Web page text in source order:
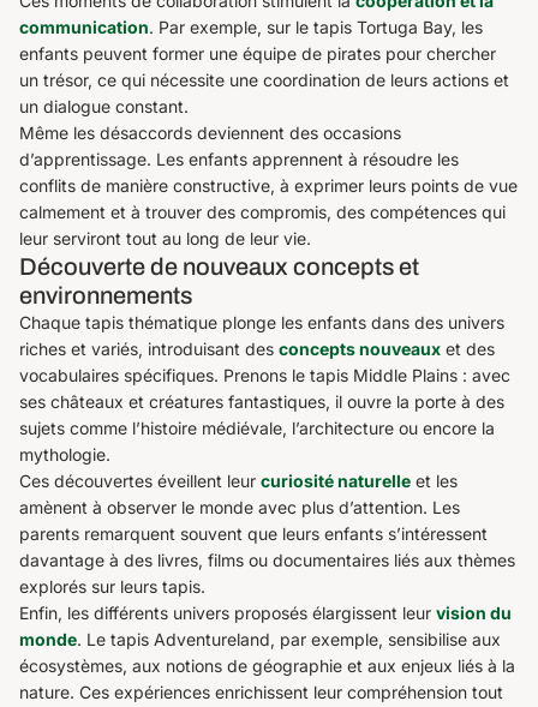
communication. Par exemple, sur le tapis Tortuga Bay, les
enfants peuvent former une équipe de pirates pour chercher
un trésor, ce qui nécessite une coordination de leurs actions et
un dialogue constant.
Même les désaccords deviennent des occasions
d’apprentissage. Les enfants apprennent à résoudre les
conflits de manière constructive, à exprimer leurs points de vue
calmement et à trouver des compromis, des compétences qui
leur serviront tout au long de leur vie.
Découverte de nouveaux concepts et
environnements
Chaque tapis thématique plonge les enfants dans des univers
riches et variés, introduisant des concepts nouveaux et des
vocabulaires spécifiques. Prenons le tapis Middle Plains : avec
ses châteaux et créatures fantastiques, il ouvre la porte à des
sujets comme l’histoire médiévale, l’architecture ou encore la
mythologie.
Ces découvertes éveillent leur curiosité naturelle et les
amènent à observer le monde avec plus d’attention. Les
parents remarquent souvent que leurs enfants s’intéressent
davantage à des livres, films ou documentaires liés aux thèmes
explorés sur leurs tapis.
Enfin, les différents univers proposés élargissent leur vision du
monde. Le tapis Adventureland, par exemple, sensibilise aux
écosystèmes, aux notions de géographie et aux enjeux liés à la
nature. Ces expériences enrichissent leur compréhension tout